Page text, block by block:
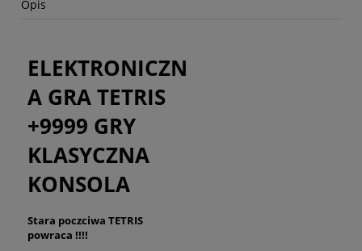
Opis
ELEKTRONICZN
A GRA TETRIS
+9999 GRY
KLASYCZNA
KONSOLA
Stara poczciwa TETRIS
powraca !!!!